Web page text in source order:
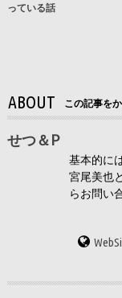
っている話
ABOUT この記事を
せつ＆P
基本的に
宮尾美也
らお問い